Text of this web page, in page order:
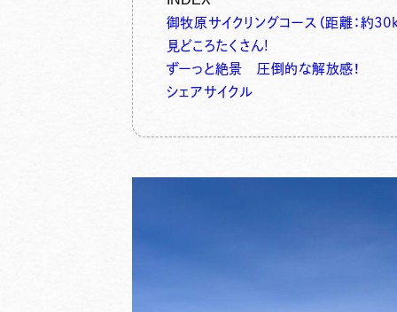
御牧原サイクリングコース（距離：約
見どころたくさん!
ずーっと絶景 圧倒的な解放感！
シェアサイクル